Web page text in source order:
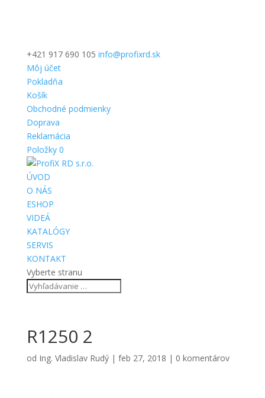
+421 917 690 105 info@profixrd.sk
Môj účet
Pokladňa
Košík
Obchodné podmienky
Doprava
Reklamácia
Položky 0
ÚVOD
O NÁS
ESHOP
VIDEÁ
KATALÓGY
SERVIS
KONTAKT
Vyberte stranu
R1250 2
od Ing. Vladislav Rudý| feb 27, 2018 | 0 komentárov